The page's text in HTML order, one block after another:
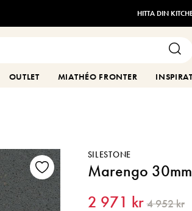
HITTA DIN
OUTLET MIATHÉO FRONTER
SILESTONE
Marengo 30mm
2 971 kr 4 952 kr